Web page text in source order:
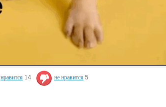
нравится 14 не нравится 5